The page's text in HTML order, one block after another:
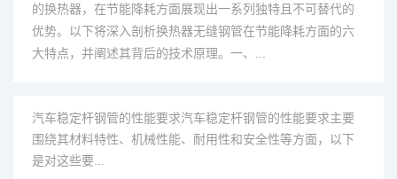
的换热器，在节能降耗方面展现出一系列独特且不可替代的
优势。以下将深入剖析换热器无缝钢管在节能降耗方面的六
大特点，并阐述其背后的技术原理。一、...
围绕其材料特性、机械性能、耐用性和安全性等方面，以下
是对这些要...